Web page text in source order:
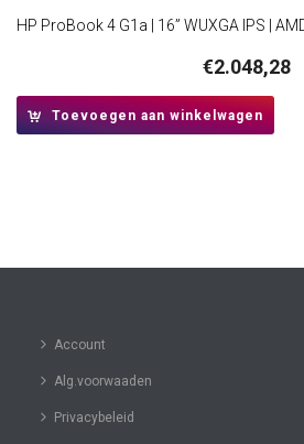
€2.048,28
Toevoegen aan winkelwagen
Account
Alg.voorwaaden
Privacybeleid